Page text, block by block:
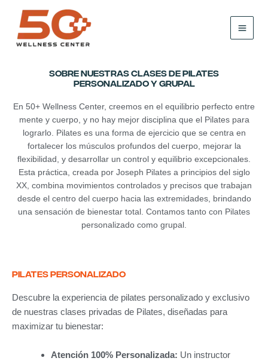
content
SOBRE NUESTRAS CLASES de pilates
personalizado y grupal
En 50+ Wellness Center, creemos en el equilibrio perfecto entre
mente y cuerpo, y no hay mejor disciplina que el Pilates para
lograrlo. Pilates es una forma de ejercicio que se centra en
fortalecer los músculos profundos del cuerpo, mejorar la
flexibilidad, y desarrollar un control y equilibrio excepcionales.
Esta práctica, creada por Joseph Pilates a principios del siglo
XX, combina movimientos controlados y precisos que trabajan
desde el centro del cuerpo hacia las extremidades, brindando
una sensación de bienestar total. Contamos tanto con Pilates
personalizado como grupal.
pilates personalizado
Descubre la experiencia de pilates personalizado y exclusivo
de nuestras clases privadas de Pilates, diseñadas para
maximizar tu bienestar:
Atención 100% Personalizada: Un instructor